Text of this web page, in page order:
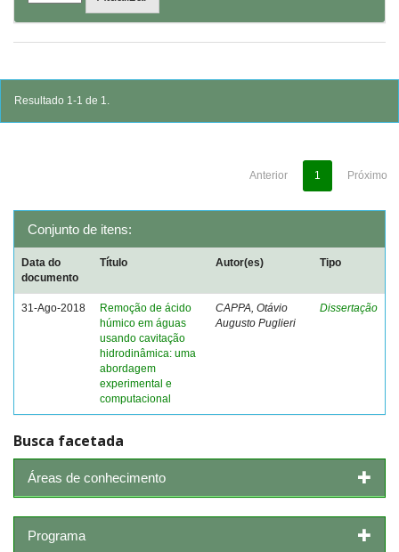
Resultado 1-1 de 1.
Anterior 1 Próximo
Conjunto de itens:
Data do
documento
Título Autor(es) Tipo
31-Ago-2018
Remoção de ácido
húmico em águas
usando cavitação
hidrodinâmica: uma
abordagem
experimental e
computacional
CAPPA, Otávio
Augusto Puglieri
Dissertação
Busca facetada
Áreas de conhecimento
Programa